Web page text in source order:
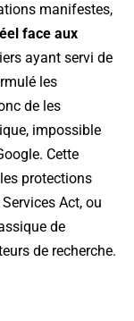
manifestes,
face aux
ayant servi de
les
de les
impossible
Cette
protections
Act, ou
de
de recherche.